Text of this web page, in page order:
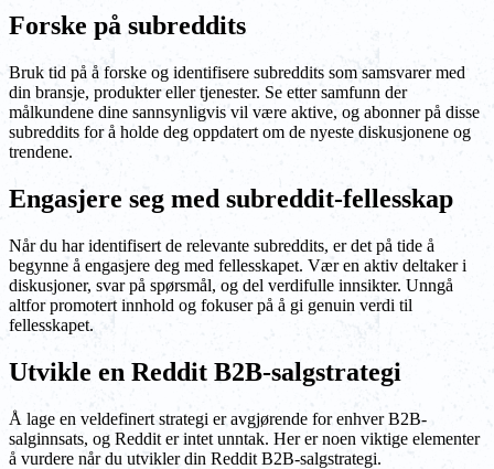
Forske på subreddits
Bruk tid på å forske og identifisere subreddits som samsvarer med
din bransje, produkter eller tjenester. Se etter samfunn der
målkundene dine sannsynligvis vil være aktive, og abonner på disse
subreddits for å holde deg oppdatert om de nyeste diskusjonene og
trendene.
Engasjere seg med subreddit-fellesskap
Når du har identifisert de relevante subreddits, er det på tide å
begynne å engasjere deg med fellesskapet. Vær en aktiv deltaker i
diskusjoner, svar på spørsmål, og del verdifulle innsikter. Unngå
altfor promotert innhold og fokuser på å gi genuin verdi til
fellesskapet.
Utvikle en Reddit B2B-salgstrategi
Å lage en veldefinert strategi er avgjørende for enhver B2B-
salginnsats, og Reddit er intet unntak. Her er noen viktige elementer
å vurdere når du utvikler din Reddit B2B-salgstrategi.